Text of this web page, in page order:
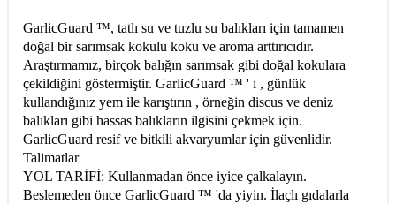
GarlicGuard ™, tatlı su ve tuzlu su balıkları için tamamen
doğal bir sarımsak kokulu koku ve aroma arttırıcıdır.
Araştırmamız, birçok balığın sarımsak gibi doğal kokulara
çekildiğini göstermiştir. GarlicGuard ™ ' ı , günlük
kullandığınız yem ile karıştırın , örneğin discus ve deniz
balıkları gibi hassas balıkların ilgisini çekmek için.
GarlicGuard resif ve bitkili akvaryumlar için güvenlidir.
Talimatlar
YOL TARİFİ: Kullanmadan önce iyice çalkalayın.
Beslemeden önce GarlicGuard ™ 'da yiyin. İlaçlı gıdalarla